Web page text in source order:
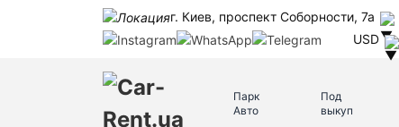
г. Киев, проспект Соборности, 7а
USD
Парк
Авто
Под
выкуп